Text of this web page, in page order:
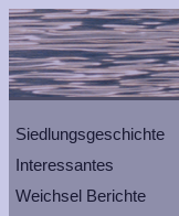
Siedlungsgeschichte
Interessantes
Weichsel Berichte